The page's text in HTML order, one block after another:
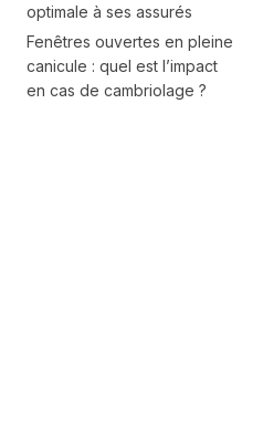
optimale à ses assurés
Fenêtres ouvertes en pleine
canicule : quel est l’impact
en cas de cambriolage ?